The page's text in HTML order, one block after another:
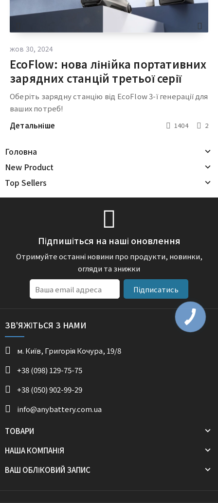
Головна
New Product
Top Sellers
жов 30, 2024
EcoFlow: нова лінійка портативних
зарядних станцій третьої серії
Оберіть зарядну станцію від EcoFlow 3-ї генерації для
ваших потреб!
Детальніше
1404 2
Підпишіться на наші оновлення
Отримуйте останні новини про продукти, новинки,
огляди та знижки
Підписатись
ЗВ'ЯЖІТЬСЯ З НАМИ
м. Київ, Григорія Кочура, 19/8
+38 (098) 129-75-75
+38 (050) 902-99-29
info@anybattery.com.ua
ТОВАРИ
НАША КОМПАНІЯ
ВАШ ОБЛІКОВИЙ ЗАПИС